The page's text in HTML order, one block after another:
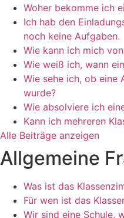
Woher bekomme ich
Ich hab den
noch keine Aufgaben.
Wie kann ich mich
Wie weiß ich, wann
Wie sehe ich, ob eine
wurde?
Wie absolviere ich
Kann ich mehreren
Alle Beiträge anzeigen
Allgemeine
Was ist das
Für wen ist das
Wir sind eine Schule,